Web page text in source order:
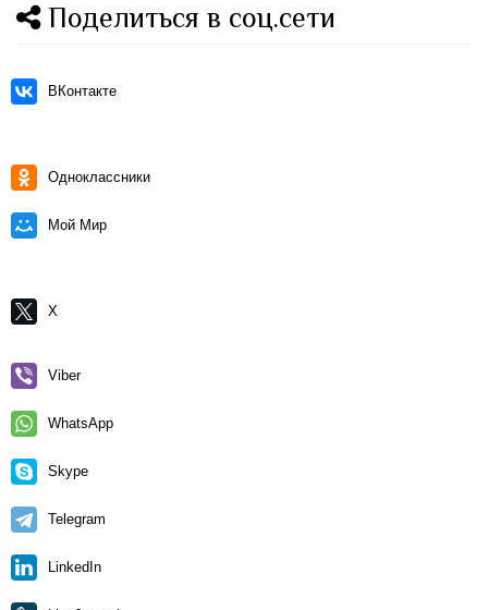
Поделиться в соц.сети
ВКонтакте
Одноклассники
Мой Мир
X
Viber
WhatsApp
Skype
Telegram
LinkedIn